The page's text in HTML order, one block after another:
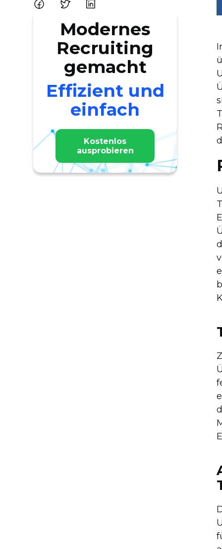
Modernes
Recruiting
gemacht
Effizient und
einfach
Kostenlos
ausprobieren